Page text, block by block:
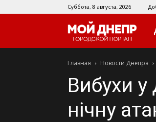
Суббота, 8 августа, 2026
Главная Новости Днепра
Вибухи у
нічну